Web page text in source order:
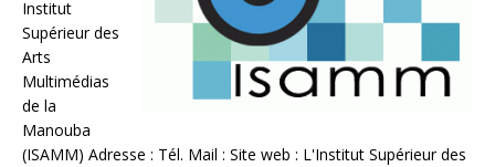
Institut
Supérieur des
Arts
Multimédias
de la
Manouba
(ISAMM) Adresse : Tél. Mail : Site web : L'Institut Supérieur des